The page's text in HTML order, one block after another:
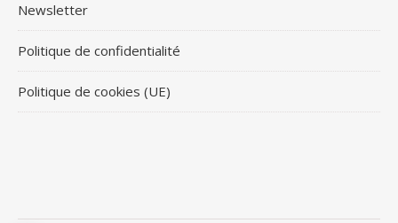
Newsletter
Politique de confidentialité
Politique de cookies (UE)